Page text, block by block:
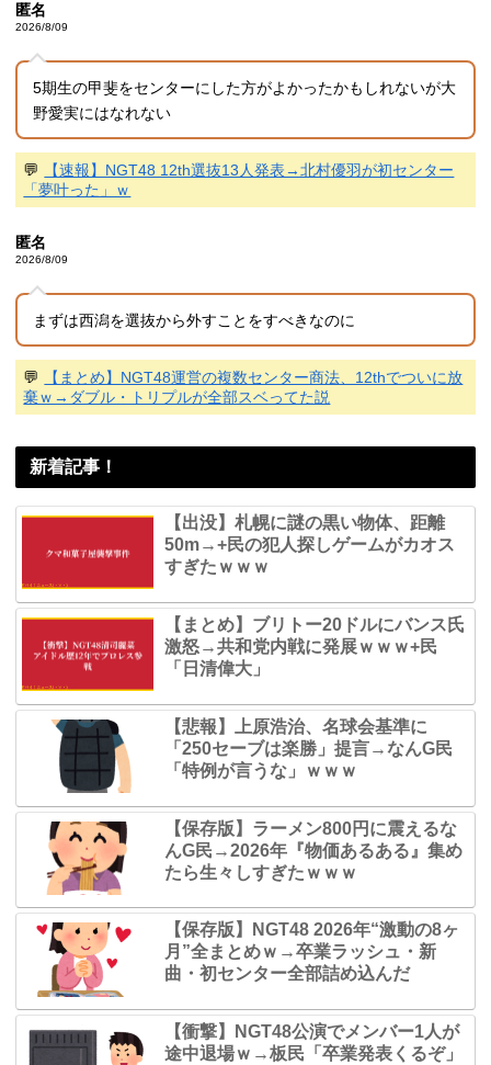
匿名
2026/8/09
5期生の甲斐をセンターにした方がよかったかもしれないが大
野愛実にはなれない
💬
【速報】NGT48 12th選抜13人発表→北村優羽が初センター
「夢叶った」ｗ
匿名
2026/8/09
まずは西潟を選抜から外すことをすべきなのに
💬
【まとめ】NGT48運営の複数センター商法、12thでついに放
棄ｗ→ダブル・トリプルが全部スベってた説
新着記事！
【出没】札幌に謎の黒い物体、距離
50m→+民の犯人探しゲームがカオス
すぎたｗｗｗ
【まとめ】ブリトー20ドルにバンス氏
激怒→共和党内戦に発展ｗｗｗ+民
「日清偉大」
【悲報】上原浩治、名球会基準に
「250セーブは楽勝」提言→なんG民
「特例が言うな」ｗｗｗ
【保存版】ラーメン800円に震えるな
んG民→2026年『物価あるある』集め
たら生々しすぎたｗｗｗ
【保存版】NGT48 2026年“激動の8ヶ
月”全まとめｗ→卒業ラッシュ・新
曲・初センター全部詰め込んだ
【衝撃】NGT48公演でメンバー1人が
途中退場ｗ→板民「卒業発表くるぞ」